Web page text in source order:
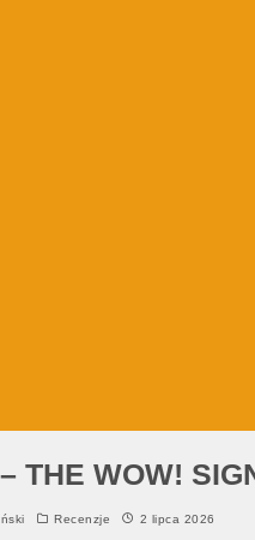
THE WOW!
Recenzje 2 lipca 2026